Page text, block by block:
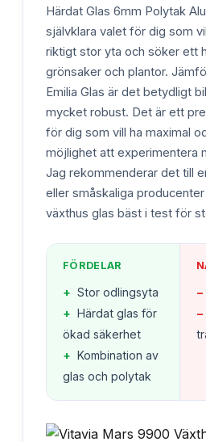
Härdat Glas 6mm Polytak
självklara valet för dig som
riktigt stor yta och söker ett
grönsaker och plantor.
Emilia Glas är det betydligt
mycket robust. Det är ett
för dig som vill ha maximal
möjlighet att experimentera
Jag rekommenderar det till
eller småskaliga
växthus glas bäst i test för
FÖRDELAR
+ Stor odlingsyta
+ Härdat glas för
ökad säkerhet
+ Kombination av
glas och polytak
−
−